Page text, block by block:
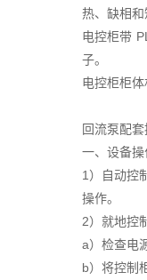
热、缺相
电控柜带
子。
电控柜柜
回流泵配
一、设备操
1）自动控
操作。
2）就地控
a）检查电
b）将控制